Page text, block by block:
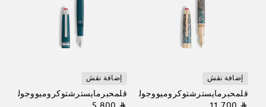
إضافة نقش
قلمحبرمايسترشتوكروميووجولييتسوليتير
إضافة نقش
قلمحبرمايسترشتوكروميووجولييت